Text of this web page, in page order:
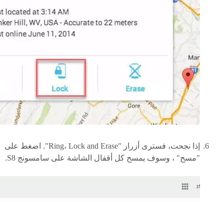
إذا نجحت، فسترى أزرار "Ring، Lock and Erase". اضغط على
"مسح" ، وسوف يمسح كل أقفال الشاشة على سامسونج S8.